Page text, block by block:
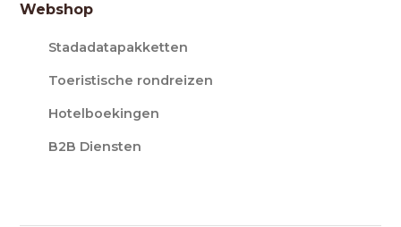
Webshop
Stadadatapakketten
Toeristische rondreizen
Hotelboekingen
B2B Diensten